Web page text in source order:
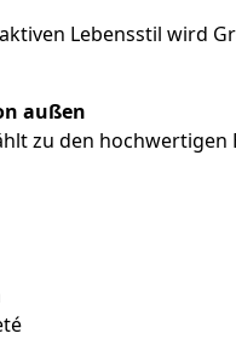
Lebensstil wird
außen
zu den